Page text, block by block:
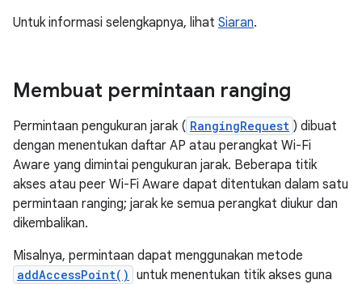
Untuk informasi selengkapnya, lihat Siaran.
Membuat permintaan ranging
Permintaan pengukuran jarak ( RangingRequest ) dibuat
dengan menentukan daftar AP atau perangkat Wi-Fi
Aware yang dimintai pengukuran jarak. Beberapa titik
akses atau peer Wi-Fi Aware dapat ditentukan dalam satu
permintaan ranging; jarak ke semua perangkat diukur dan
dikembalikan.
Misalnya, permintaan dapat menggunakan metode
addAccessPoint() untuk menentukan titik akses guna